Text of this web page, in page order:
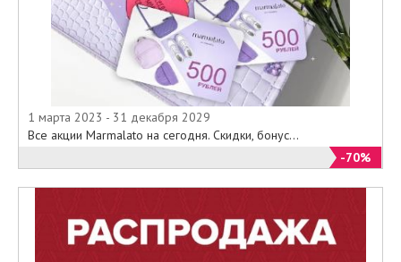
1 марта 2023 - 31 декабря 2029
Все акции Marmalato на сегодня. Скидки, бонус...
-70%